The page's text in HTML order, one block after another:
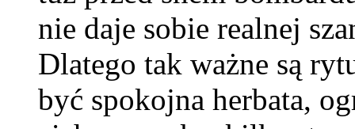
nie daje sobie realnej
Dlatego tak ważne są
być spokojna herbata,